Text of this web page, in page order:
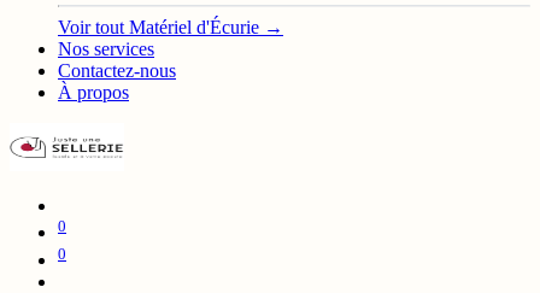
Voir tout Matériel d'Écurie →
Nos services
Contactez-nous
À propos
0
0